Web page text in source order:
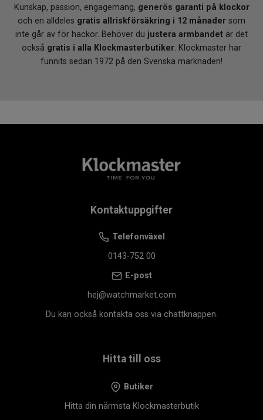
Kunskap, passion, engagemang, generös garanti på klockor
och en alldeles gratis allriskförsäkring i 12 månader som
inte går av för hackor. Behöver du justera armbandet är det
också gratis i alla Klockmasterbutiker. Klockmaster har
funnits sedan 1972 på den Svenska marknaden!
Kontaktuppgifter
Telefonväxel
0143-752 00
E-post
hej@watchmarket.com
Du kan också kontakta oss via chattknappen.
Hitta till oss
Butiker
Hitta din närmsta Klockmasterbutik